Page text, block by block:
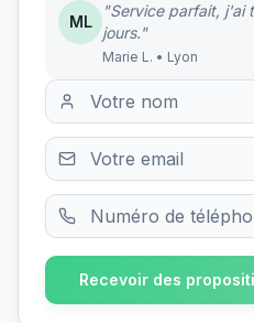
ML
"Service parfait, j'ai
jours."
Marie L. • Lyon
Recevoir des